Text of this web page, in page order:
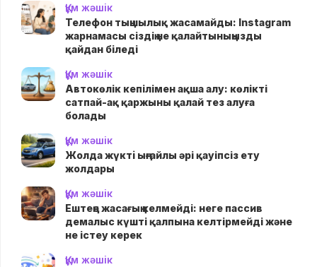
Құм жәшік
Телефон тыңшылық жасамайды: Instagram
жарнамасы сіздің не қалайтыныңызды
қайдан біледі
Құм жәшік
Автокөлік кепілімен ақша алу: көлікті
сатпай-ақ қаржыны қалай тез алуға
болады
Құм жәшік
Жолда жүктi ыңғайлы әрі қауіпсіз ету
жолдары
Құм жәшік
Ештеңе жасағың келмейді: неге пассив
демалыс күшті қалпына келтірмейді және
не істеу керек
Құм жәшік